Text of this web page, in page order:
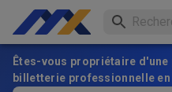
Êtes-vous propriétaire d'une
billetterie professionnelle